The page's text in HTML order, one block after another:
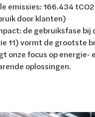
emissies: 166.434
door klanten)
de gebruiksfase bij
11) vormt de grootste
onze focus op energie-
oplossingen.